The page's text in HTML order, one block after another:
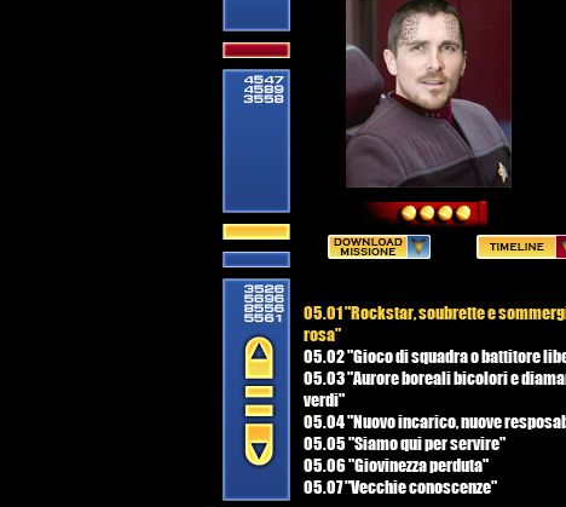
05.01 "Rockstar, soubrette e
rosa"
05.02 "Gioco di squadra o battitore
05.03 "Aurore boreali bicolori e
verdi"
05.04 "Nuovo incarico, nuove
05.05 "Siamo qui per servire"
05.06 "Giovinezza perduta"
05.07 "Vecchie conoscenze"